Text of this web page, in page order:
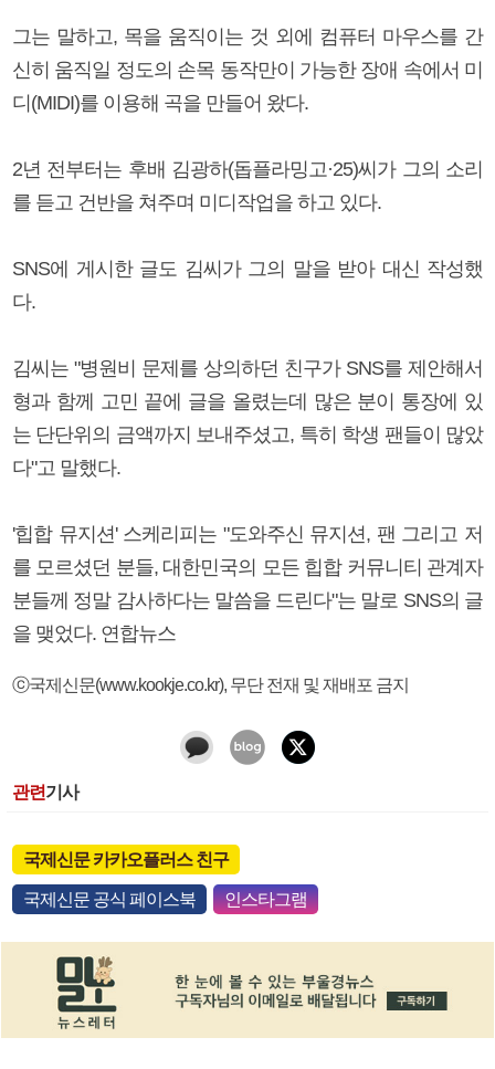
그는 말하고, 목을 움직이는 것 외에 컴퓨터 마우스를 간
신히 움직일 정도의 손목 동작만이 가능한 장애 속에서 미
디(MIDI)를 이용해 곡을 만들어 왔다.
2년 전부터는 후배 김광하(돕플라밍고·25)씨가 그의 소리
를 듣고 건반을 쳐주며 미디작업을 하고 있다.
SNS에 게시한 글도 김씨가 그의 말을 받아 대신 작성했
다.
김씨는 "병원비 문제를 상의하던 친구가 SNS를 제안해서
형과 함께 고민 끝에 글을 올렸는데 많은 분이 통장에 있
는 단단위의 금액까지 보내주셨고, 특히 학생 팬들이 많았
다"고 말했다.
'힙합 뮤지션' 스케리피는 "도와주신 뮤지션, 팬 그리고 저
를 모르셨던 분들, 대한민국의 모든 힙합 커뮤니티 관계자
분들께 정말 감사하다는 말씀을 드린다"는 말로 SNS의 글
을 맺었다. 연합뉴스
ⓒ국제신문(www.kookje.co.kr), 무단 전재 및 재배포 금지
관련기사
국제신문 카카오플러스 친구
국제신문 공식 페이스북 인스타그램